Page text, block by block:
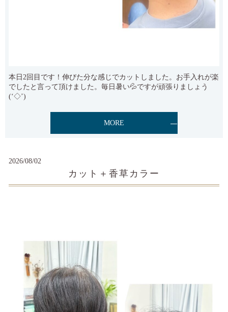
本日2回目です！伸びた分な感じでカットしました。お手入れが楽
でしたと言って頂けました。毎日暑い💦ですが頑張りましょう
(‘◇’)ゞ
MORE
2026/08/02
カット＋香草カラー